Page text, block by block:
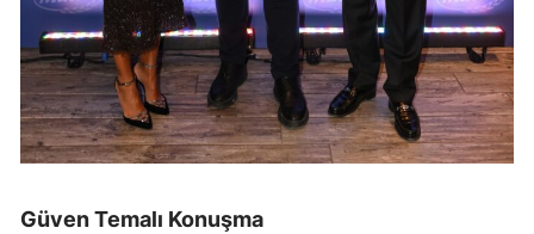
Güven Temalı Konuşma